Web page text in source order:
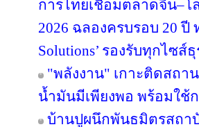
การไทยเชื่อมตลาดจีน–โล
2026 ฉลองครบรอบ 20 ปี
Solutions’ รองรับทุกไซส์
"พลังงาน" เกาะติดสถ
น้ำมันมีเพียงพอ พร้อมใช้
บ้านปูผนึกพันธมิตรสถา